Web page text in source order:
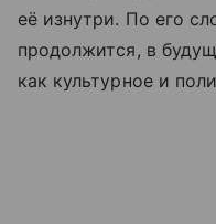
её изнутри. По его
продолжится, в
как культурное и